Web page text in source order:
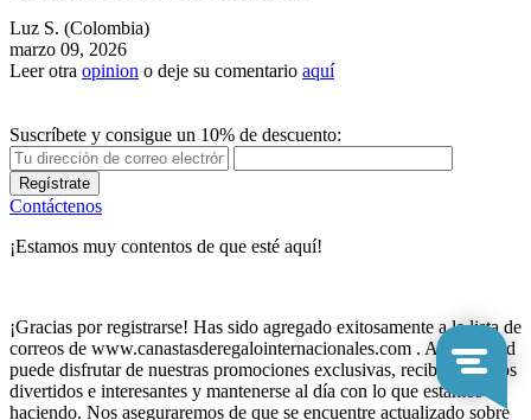
Luz S. (Colombia)
marzo 09, 2026
Leer otra opinion o deje su comentario aquí
Suscríbete y consigue un 10% de descuento:
Regístrate
Contáctenos
¡Estamos muy contentos de que esté aquí!
¡Gracias por registrarse! Has sido agregado exitosamente a la lista de
correos de www.canastasderegalointernacionales.com . Ahora usted
puede disfrutar de nuestras promociones exclusivas, recibir consejos
divertidos e interesantes y mantenerse al día con lo que estamos
haciendo. Nos aseguraremos de que se encuentre actualizado sobre